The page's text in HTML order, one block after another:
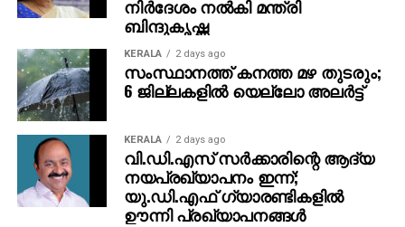
നിര്‍ദേശം നല്‍കി മന്ത്രി
ബിന്ദുകൃഷ്ണ
KERALA 2 days ago
സംസ്ഥാനത്ത് കനത്ത മഴ തുടരും;
6 ജില്ലകളില്‍ യെല്ലോ അലര്‍ട്ട്
KERALA 2 days ago
വി.ഡി.എസ് സര്‍ക്കാരിന്റെ ആദ്യ
നയപ്രഖ്യാപനം ഇന്ന്;
യു.ഡി.എഫ് ഗ്യാരണ്ടികളില്‍
ഊന്നി പ്രഖ്യാപനങ്ങള്‍